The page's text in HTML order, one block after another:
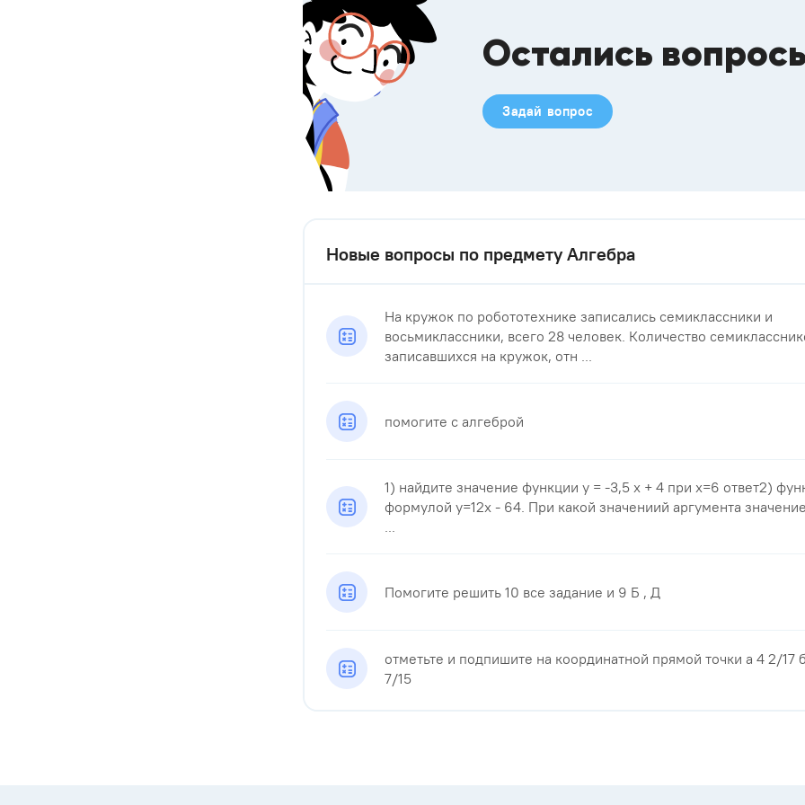
Остались
Задай вопрос
Новые вопросы по предмету Алгебра
На кружок по робототехнике записались семиклассники и
восьмиклассники, всего 28 человек. Количество
записавшихся на кружок, отн ...
помогите с алгеброй
1) найдите значение функции у = -3,5 x + 4 при x=6 ответ2)
формулой y=12x - 64. При какой значениий аргумента
...
Помогите решить 10 все задание и 9 Б , Д
отметьте и подпишите на координатной прямой точки а 4 2/17
7/15